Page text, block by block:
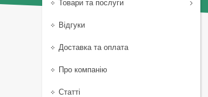
Товари та послуги
Відгуки
Доставка та оплата
Про компанію
Статті